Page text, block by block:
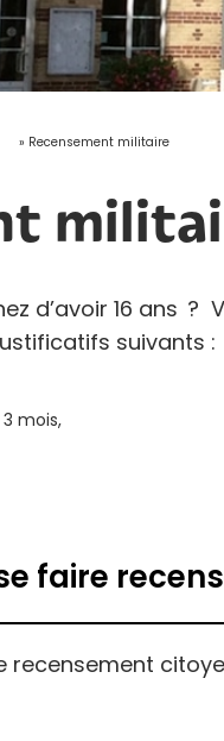
» Recensement militaire
d’avoir 16 ans
suivants :
mois,
faire
recensement